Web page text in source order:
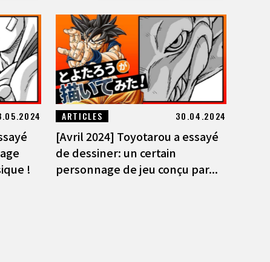
!
ARTICLES 30.04.2024
[Avril 2024] Toyotarou a essayé
de dessiner: un certain
personnage de jeu conçu par...